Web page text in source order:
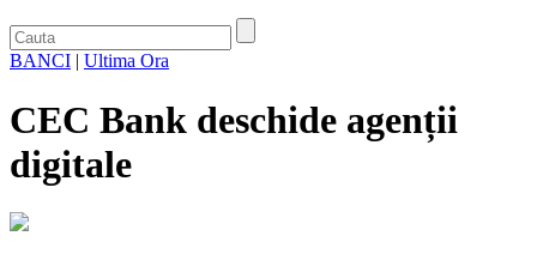
BANCI | Ultima Ora
CEC Bank deschide agenții
digitale